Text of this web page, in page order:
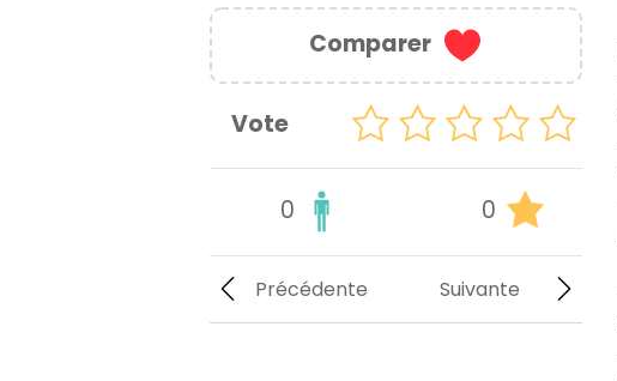
Comparer
Vote
0 0
Suivante
Précédente